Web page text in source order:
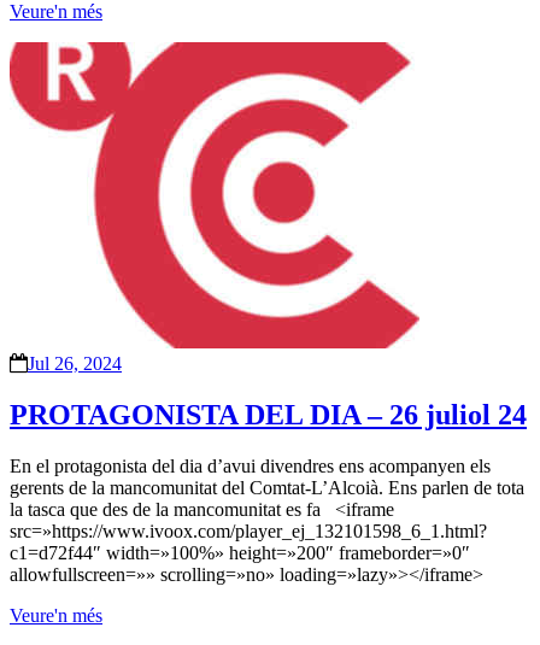
Veure'n més
Jul 26, 2024
PROTAGONISTA DEL DIA – 26 juliol 24
En el protagonista del dia d’avui divendres ens acompanyen els
gerents de la mancomunitat del Comtat-L’Alcoià. Ens parlen de tota
la tasca que des de la mancomunitat es fa <iframe
src=»https://www.ivoox.com/player_ej_132101598_6_1.html?
c1=d72f44″ width=»100%» height=»200″ frameborder=»0″
allowfullscreen=»» scrolling=»no» loading=»lazy»></iframe>
Veure'n més